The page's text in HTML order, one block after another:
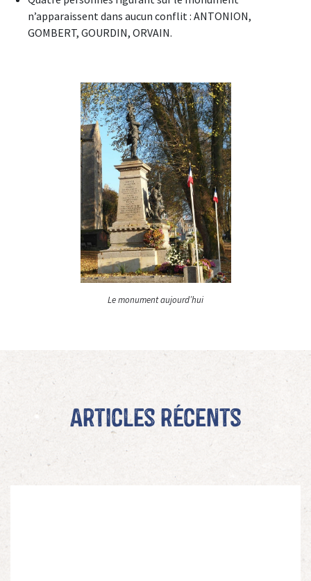
n’apparaissent dans aucun conflit : ANTONION,
GOMBERT, GOURDIN, ORVAIN.
Le monument aujourd’hui
Articles récents